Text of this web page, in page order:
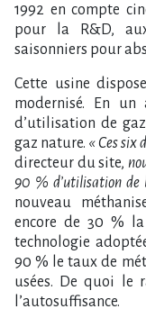
1992 en compte
pour la R&D,
saisonniers pour
Cette usine
modernisé. En
d’utilisation de
gaz nature. « Ces six
directeur du site,
90 % d’utilisation de
nouveau
encore de 30 %
technologie
90 % le taux de
usées. De quoi le
l’autosuffisance.